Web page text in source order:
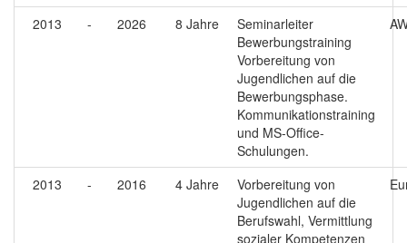
2013 - 2026 8 Jahre
Seminarleiter
Bewerbungstraining
Vorbereitung von
Jugendlichen auf die
Bewerbungsphase.
Kommunikationstraining
und MS-Office-
Schulungen.
2013 - 2016 4 Jahre
Vorbereitung von
Jugendlichen auf die
Berufswahl, Vermittlung
sozialer Kompetenzen